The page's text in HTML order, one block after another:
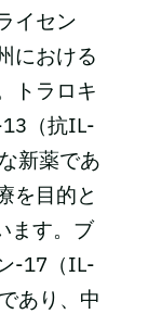
イセン
における
トラロキ
（抗IL-
新薬であ
を目的と
ます。ブ
-17（IL-
あり、中